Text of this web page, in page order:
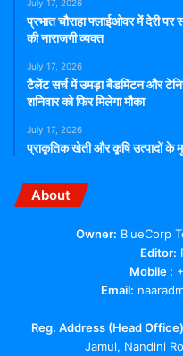
July 17, 2026
प्रभात चौराहा फ्लाईओवर में देरी
की नाराजगी व्यक्त
July 17, 2026
टैलेंट सर्च में उमड़ा बैडमिंटन और
शनिवार को फिर मिलेगा मौका
July 17, 2026
प्राकृतिक खेती और कृषि उत्पादों के
About
Owner: BlueCorp
Editor:
Mobile :
Email:
Reg. Address (Head
Jamul, Nandini